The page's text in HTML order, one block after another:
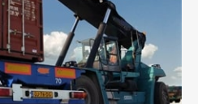
Возможен догруз
т возможна для больших
в коробки, мешки,
отдаленные места
сохранности.